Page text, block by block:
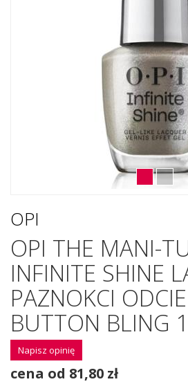
OPI
OPI THE MANI-
INFINITE SHINE
PAZNOKCI
BUTTON BLING
Napisz opinię
cena od 81,80 zł